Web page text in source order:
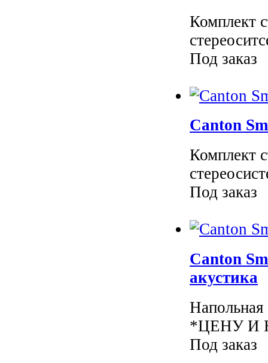
Комплект
Под заказ
Canton
Комплект
Под заказ
Canton
акустика
Напольная
*ЦЕНУ И
Под заказ